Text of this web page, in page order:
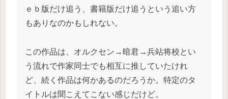
ｅｂ版だけ追う、書籍版だけ追うという追い方
もありなのかもしれない。
この作品は、オルクセン→暗君→兵站将校とい
う流れで作家同士でも相互に推していたけれ
ど、続く作品は何かあるのだろうか。特定のタ
イトルは聞こえてこない感じだけど。